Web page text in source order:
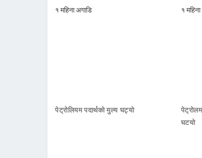
१ महिना अगाडि १
पेट्रोलियम पदार्थको मुल्य घट्यो
घटयो